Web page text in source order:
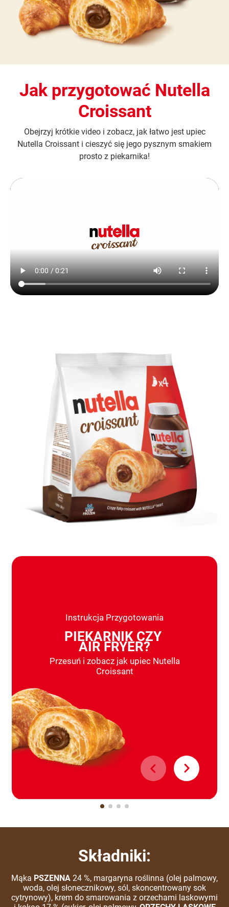
Jak przygotować Nutella
Croissant
Obejrzyj krótkie video i zobacz, jak łatwo jest upiec
Nutella Croissant i cieszyć się jego pysznym smakiem
prosto z piekarnika!
Instrukcja Przygotowania
PIEKARNIK CZY
AIR FRYER?
Przesuń i zobacz jak upiec Nutella
Croissant
Składniki:
Mąka PSZENNA 24 %, margaryna roślinna (olej palmowy,
woda, olej słonecznikowy, sól, skoncentrowany sok
cytrynowy), krem do smarowania z orzechami laskowymi